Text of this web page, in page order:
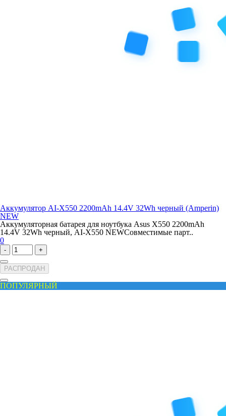
Аккумулятор AI-X550 2200mAh 14.4V 32Wh черный (Amperin)
NEW
Аккумуляторная батарея для ноутбука Asus X550 2200mAh
14.4V 32Wh черный, AI-X550 NEWСовместимые парт..
0
- +
РАСПРОДАН
ПОПУЛЯРНЫЙ